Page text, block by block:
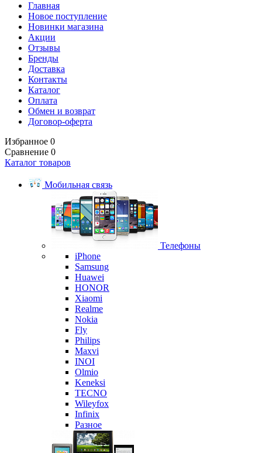
Главная
Новое поступление
Новинки магазина
Акции
Отзывы
Бренды
Доставка
Контакты
Каталог
Оплата
Обмен и возврат
Договор-оферта
Избранное 0
Сравнение 0
Каталог товаров
Мобильная связь
Телефоны
iPhone
Samsung
Huawei
HONOR
Xiaomi
Realme
Nokia
Fly
Philips
Maxvi
INOI
Olmio
Keneksi
TECNO
Wileyfox
Infinix
Разное